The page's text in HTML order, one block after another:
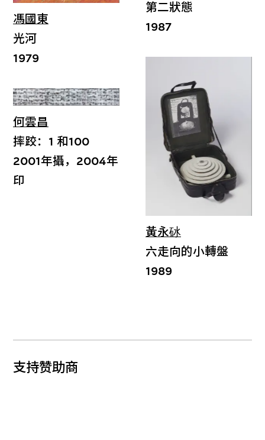
馮國東
光河
1979
何雲昌
摔跤：1 和100
2001年攝，2004年
印
第二狀態
1987
黃永砅
六走向的小轉盤
1989
支持赞助商